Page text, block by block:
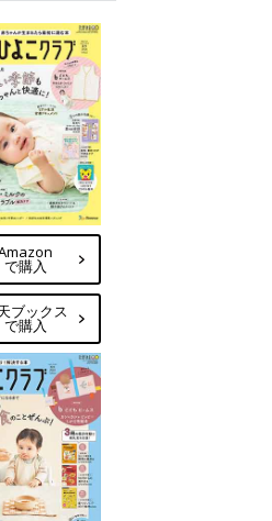
で購入
ブックス
で購入